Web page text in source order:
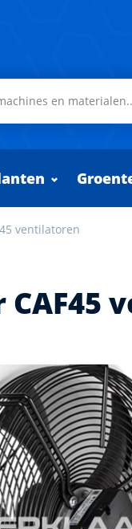
ventilatoren